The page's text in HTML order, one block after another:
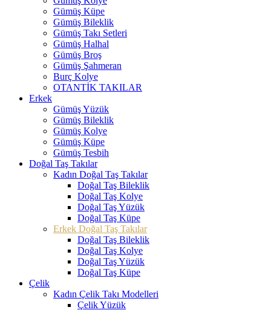
Gümüş Küpe
Gümüş Bileklik
Gümüş Takı Setleri
Gümüş Halhal
Gümüş Broş
Gümüş Şahmeran
Burç Kolye
OTANTİK TAKILAR
Erkek
Gümüş Yüzük
Gümüş Bileklik
Gümüş Kolye
Gümüş Küpe
Gümüş Tesbih
Doğal Taş Takılar
Kadın Doğal Taş Takılar
Doğal Taş Bileklik
Doğal Taş Kolye
Doğal Taş Yüzük
Doğal Taş Küpe
Erkek Doğal Taş Takılar
Doğal Taş Bileklik
Doğal Taş Kolye
Doğal Taş Yüzük
Doğal Taş Küpe
Çelik
Kadın Çelik Takı Modelleri
Çelik Yüzük